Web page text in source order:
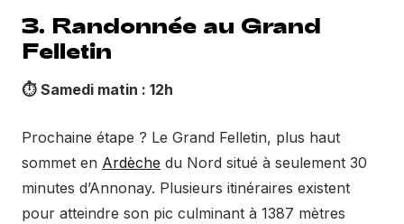
3. Randonnée au Grand
Felletin
⏱️ Samedi matin : 12h
Prochaine étape ? Le Grand Felletin, plus haut
sommet en Ardèche du Nord situé à seulement 30
minutes d’Annonay. Plusieurs itinéraires existent
pour atteindre son pic culminant à 1387 mètres